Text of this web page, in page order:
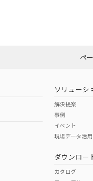
ダウンロードはこちらペ
ソリューシ
解決提案
事例
イベント
現場データ活
ダウンロー
カタログ